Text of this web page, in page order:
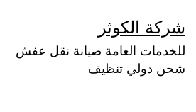
إلى
المحتوى
شركة الكوثر
للخدمات العامة صيانة نقل عفش
شحن دولي تنظيف